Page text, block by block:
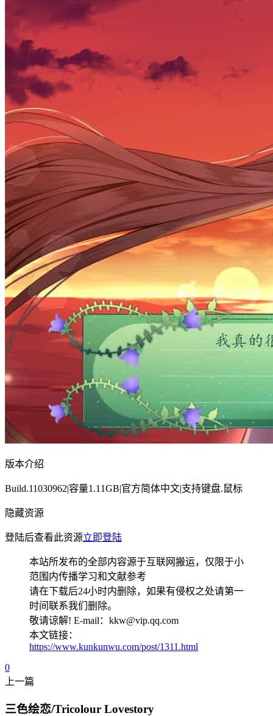
版本介绍
Build.11030962|容量1.11GB|官方简体中文|支持键盘.鼠标
隐藏资源
登陆后查看此资源立即登陆
本站所发布的全部内容源于互联网搬运，仅限于小
范围内传播学习和文献参考
请在下载后24小时内删除，如果有侵权之处请第一
时间联系我们删除。
敬请谅解! E-mail：kkw@vip.qq.com
本文链接：
https://www.kunkunwu.com/post/1311.html
0
上一篇
三色绘恋/Tricolour Lovestory